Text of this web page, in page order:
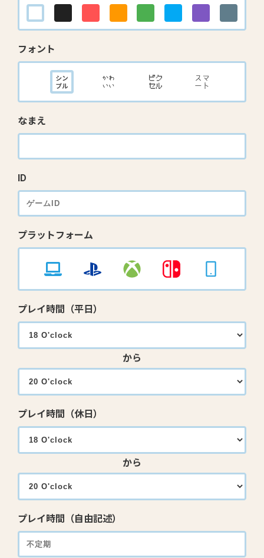
フォント
なまえ
ID
プラットフォーム
プレイ時間（平日）
から
プレイ時間（休日）
から
プレイ時間（自由記述）